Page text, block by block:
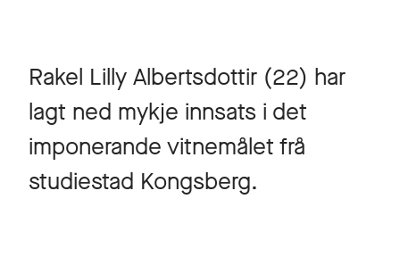
Rakel Lilly Albertsdottir (22) har
lagt ned mykje innsats i det
imponerande vitnemålet frå
studiestad Kongsberg.